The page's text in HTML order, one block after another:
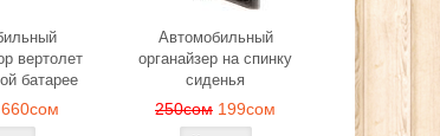
вертолет
батарее
660сом
Автомобильный
органайзер на спинку
сиденья
250сом 199сом